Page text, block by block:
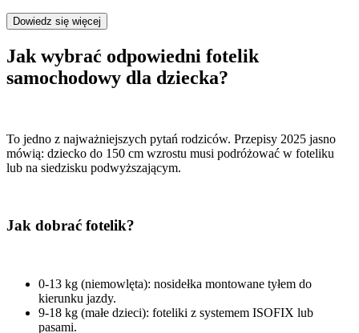
Dowiedz się więcej
Jak wybrać odpowiedni fotelik
samochodowy dla dziecka?
To jedno z najważniejszych pytań rodziców. Przepisy 2025 jasno
mówią: dziecko do 150 cm wzrostu musi podróżować w foteliku
lub na siedzisku podwyższającym.
Jak dobrać fotelik?
0-13 kg (niemowlęta): nosidełka montowane tyłem do
kierunku jazdy.
9-18 kg (małe dzieci): foteliki z systemem ISOFIX lub
pasami.